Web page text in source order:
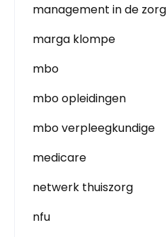
management in de zorg
marga klompe
mbo
mbo opleidingen
mbo verpleegkundige
medicare
netwerk thuiszorg
nfu